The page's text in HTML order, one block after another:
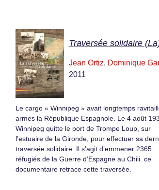
Traversée solidaire
Jean Ortiz, Dominique
2011
Le cargo « Winnipeg » avait longtemps
armes la République Espagnole. Le 4 août
Winnipeg quitte le port de Trompe Loup, sur
l’estuaire de la Gironde, pour effectuer sa
traversée solidaire. Il s’agit d’emmener 2365
réfugiés de la Guerre d’Espagne au Chili. ce
documentaire retrace cette traversée.